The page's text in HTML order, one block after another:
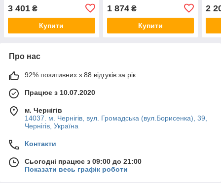
3 401 ₴
Купити
1 874₴
Купити
2
Про нас
92% позитивних з 88 відгуків за рік
Працює з 10.07.2020
м. Чернігів
14037. м. Чернігів, вул. Громадська (вул.Борисенка), 39,
Чернігів, Україна
Контакти
Сьогодні працює з 09:00 до 21:00
Показати весь графік роботи